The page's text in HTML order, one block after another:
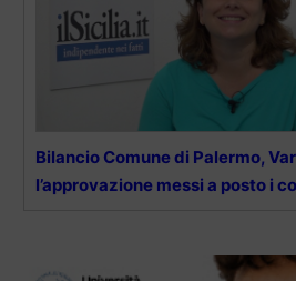
Bilancio Comune di Palermo,
l’approvazione messi a posto i